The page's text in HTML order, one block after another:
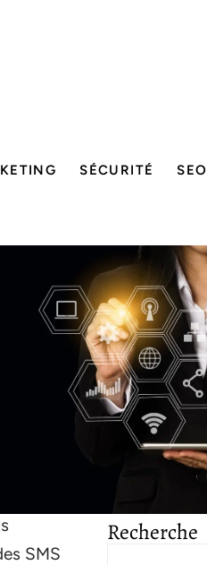
SÉCURITÉ SEO
SMS
Recherche